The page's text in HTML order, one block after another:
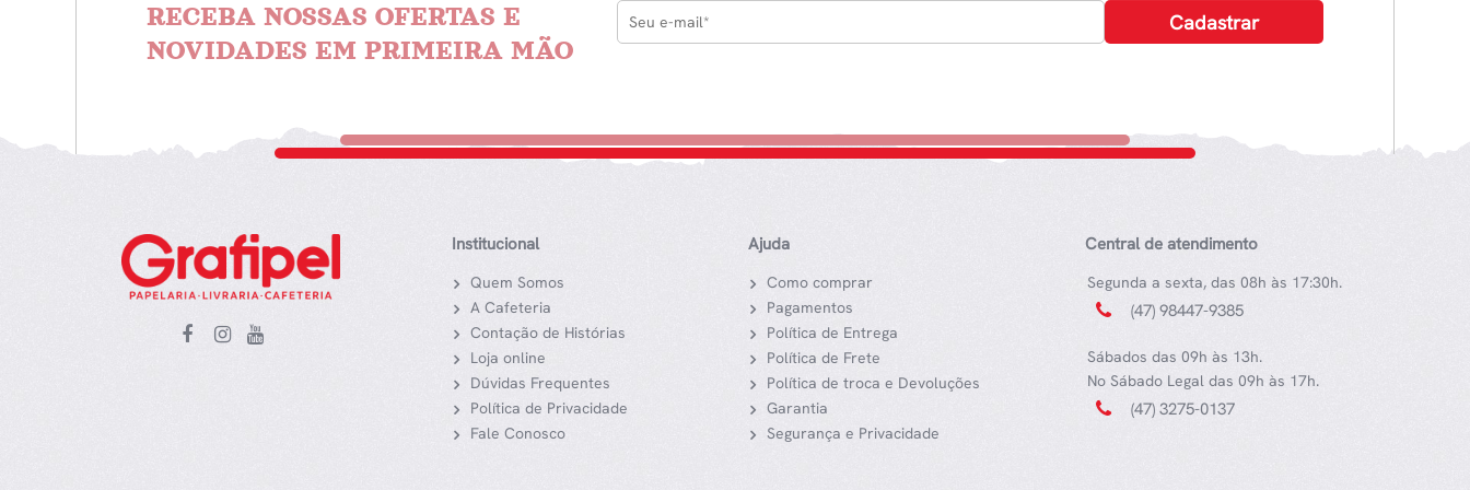
RECEBA NOSSAS OFERTAS E
NOVIDADES EM PRIMEIRA MÃO
Institucional
Quem Somos
A Cafeteria
Contação de Histórias
Loja online
Dúvidas Frequentes
Política de Privacidade
Fale Conosco
Ajuda
Como comprar
Pagamentos
Política de Entrega
Política de Frete
Política de troca e Devoluções
Garantia
Segurança e Privacidade
Central de atendimento
Segunda a sexta, das 08h às 17:30h.
(47) 98447-9385
Sábados das 09h às 13h.
No Sábado Legal das 09h às 17h.
(47) 3275-0137